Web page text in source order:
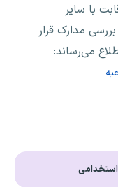
با سایر
مدارک قرار
می‌رساند:
استخدامی